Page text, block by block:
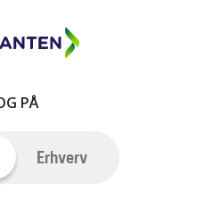
PÅ
Erhverv